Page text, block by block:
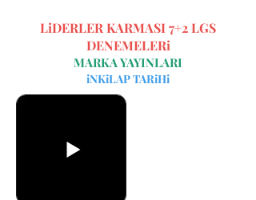
LiDERLER KARMASI 7+2 LGS
DENEMELERi
MARKA YAYINLARI
iNKiLAP TARiHi